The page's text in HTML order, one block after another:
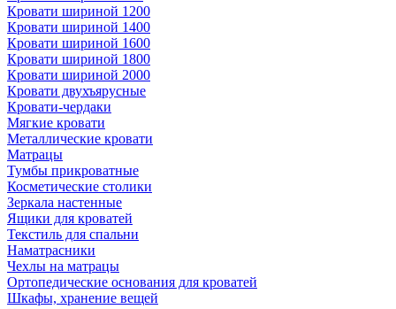
Кровати шириной 1200
Кровати шириной 1400
Кровати шириной 1600
Кровати шириной 1800
Кровати шириной 2000
Кровати двухъярусные
Кровати-чердаки
Мягкие кровати
Металлические кровати
Матрацы
Тумбы прикроватные
Косметические столики
Зеркала настенные
Ящики для кроватей
Текстиль для спальни
Наматрасники
Чехлы на матрацы
Ортопедические основания для кроватей
Шкафы, хранение вещей